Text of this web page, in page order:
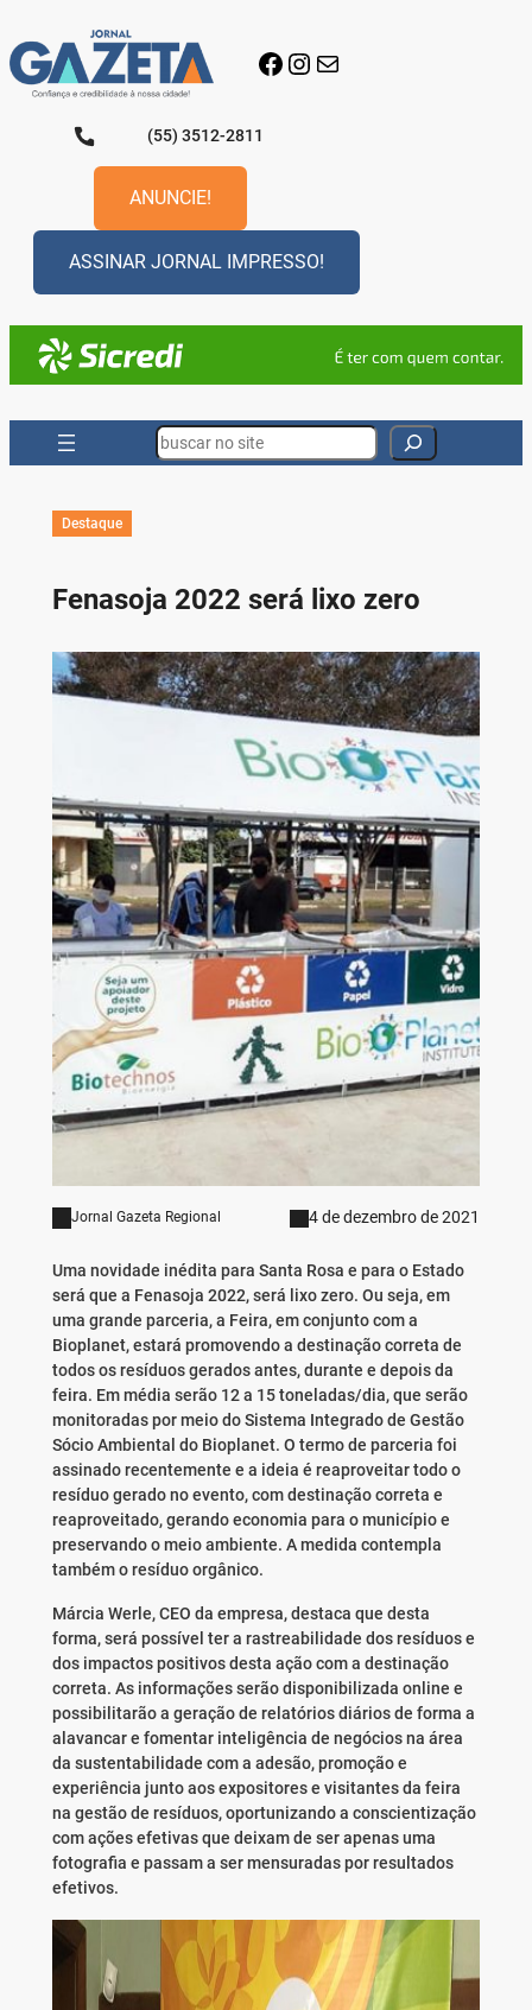
para
o
conteúdo
Facebook
Instagram
E-mail
(55) 3512-2811
ANUNCIE!
ASSINAR JORNAL IMPRESSO!
Search
Destaque
Fenasoja 2022 será lixo zero
Jornal Gazeta Regional 4 de dezembro de 2021
Uma novidade inédita para Santa Rosa e para o Estado
será que a Fenasoja 2022, será lixo zero. Ou seja, em
uma grande parceria, a Feira, em conjunto com a
Bioplanet, estará promovendo a destinação correta de
todos os resíduos gerados antes, durante e depois da
feira. Em média serão 12 a 15 toneladas/dia, que serão
monitoradas por meio do Sistema Integrado de Gestão
Sócio Ambiental do Bioplanet. O termo de parceria foi
assinado recentemente e a ideia é reaproveitar todo o
resíduo gerado no evento, com destinação correta e
reaproveitado, gerando economia para o município e
preservando o meio ambiente. A medida contempla
também o resíduo orgânico.
Márcia Werle, CEO da empresa, destaca que desta
forma, será possível ter a rastreabilidade dos resíduos e
dos impactos positivos desta ação com a destinação
correta. As informações serão disponibilizada online e
possibilitarão a geração de relatórios diários de forma a
alavancar e fomentar inteligência de negócios na área
da sustentabilidade com a adesão, promoção e
experiência junto aos expositores e visitantes da feira
na gestão de resíduos, oportunizando a conscientização
com ações efetivas que deixam de ser apenas uma
fotografia e passam a ser mensuradas por resultados
efetivos.